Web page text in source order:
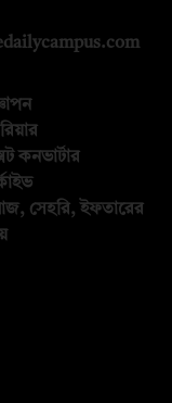
কনভার্টার
সেহরি, ইফতারের